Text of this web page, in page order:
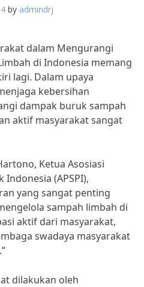
by admindrj
dalam Mengurangi
di Indonesia memang
lagi. Dalam upaya
kebersihan
dampak buruk sampah
aktif masyarakat sangat
Ketua Asosiasi
Indonesia (APSPI),
yang sangat penting
sampah limbah di
aktif dari masyarakat,
swadaya masyarakat
dilakukan oleh